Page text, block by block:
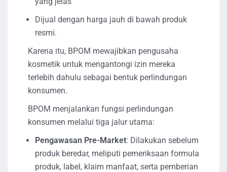
Dijual dengan harga jauh di bawah produk
resmi.
Karena itu, BPOM mewajibkan pengusaha
kosmetik untuk mengantongi izin mereka
terlebih dahulu sebagai bentuk perlindungan
konsumen.
BPOM menjalankan fungsi perlindungan
konsumen melalui tiga jalur utama:
Pengawasan Pre-Market: Dilakukan sebelum
produk beredar, meliputi pemeriksaan formula
produk, label, klaim manfaat, serta pemberian